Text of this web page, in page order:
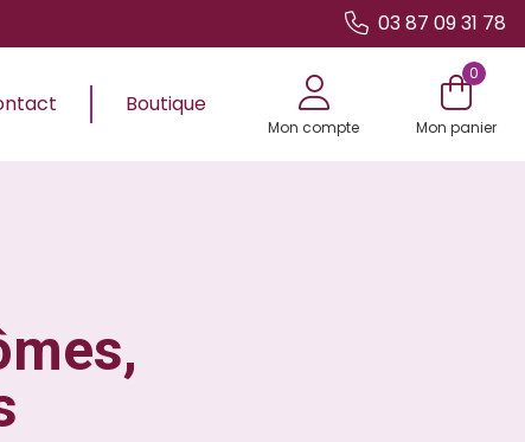
03 87 09 31 78
Boutique
Mon compte
0
Mon panier